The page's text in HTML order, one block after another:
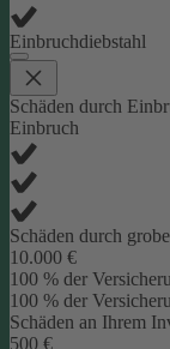
Einbruchdiebstahl
Schäden durch
Einbruch
Schäden durch
10.000 €
100 % der
100 % der
Schäden an Ihrem
500 €